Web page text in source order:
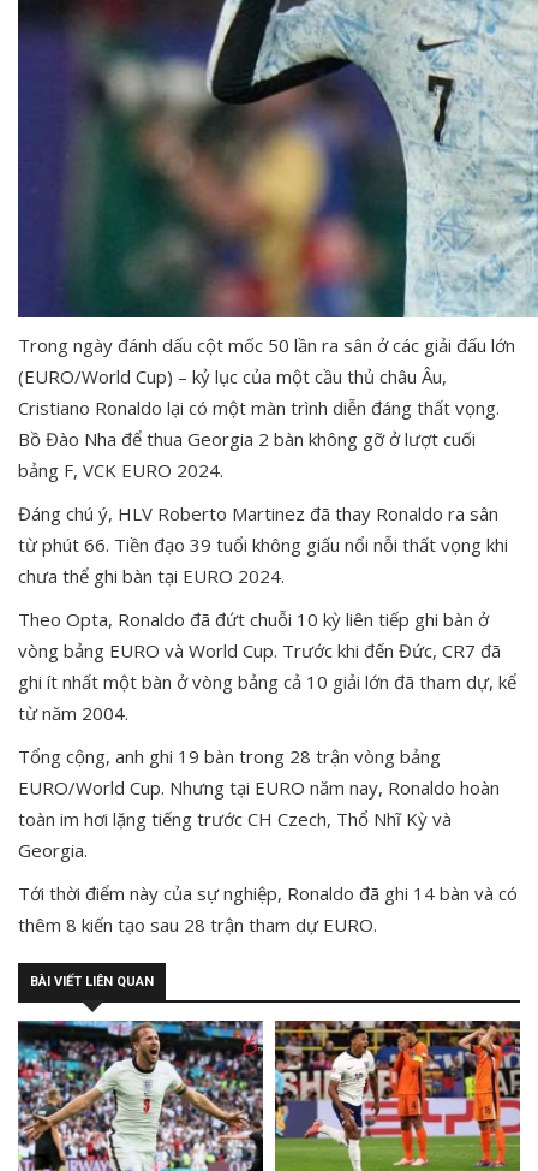
Trong ngày đánh dấu cột mốc 50 lần ra sân ở các giải đấu lớn
(EURO/World Cup) – kỷ lục của một cầu thủ châu Âu,
Cristiano Ronaldo lại có một màn trình diễn đáng thất vọng.
Bồ Đào Nha để thua Georgia 2 bàn không gỡ ở lượt cuối
bảng F, VCK EURO 2024.
Đáng chú ý, HLV Roberto Martinez đã thay Ronaldo ra sân
từ phút 66. Tiền đạo 39 tuổi không giấu nổi nỗi thất vọng khi
chưa thể ghi bàn tại EURO 2024.
Theo Opta, Ronaldo đã đứt chuỗi 10 kỳ liên tiếp ghi bàn ở
vòng bảng EURO và World Cup. Trước khi đến Đức, CR7 đã
ghi ít nhất một bàn ở vòng bảng cả 10 giải lớn đã tham dự, kể
từ năm 2004.
Tổng cộng, anh ghi 19 bàn trong 28 trận vòng bảng
EURO/World Cup. Nhưng tại EURO năm nay, Ronaldo hoàn
toàn im hơi lặng tiếng trước CH Czech, Thổ Nhĩ Kỳ và
Georgia.
Tới thời điểm này của sự nghiệp, Ronaldo đã ghi 14 bàn và có
thêm 8 kiến tạo sau 28 trận tham dự EURO.
BÀI VIẾT LIÊN QUAN